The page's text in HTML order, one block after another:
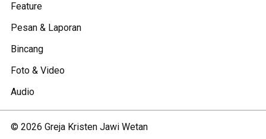
Feature
Pesan & Laporan
Bincang
Foto & Video
Audio
© 2026 Greja Kristen Jawi Wetan